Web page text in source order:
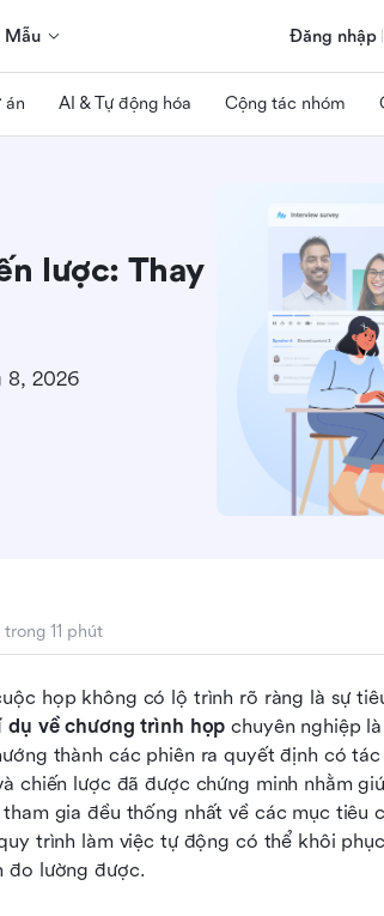
Mẫu Đăng nhập
án AI & Tự động hóa Cộng tác nhóm
lược: Thay
8, 2026
11 phút
dụ về chương trình họp chuyên nghiệp
thành các phiên ra quyết định có
chiến lược đã được chứng minh nhằm
gia đều thống nhất về các mục tiêu
trình làm việc tự động có thể khôi
đo lường được.